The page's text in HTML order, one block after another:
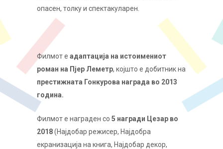
опасен, толку и спектакуларен.
Филмот е адаптација на истоимениот
роман на Пјер Леметр, којшто е добитник на
престижната Гонкурова награда во 2013
година.
Филмот е награден со 5 награди Цезар во
2018(Најдобар режисер, Најдобра
екранизација на книга, Најдобар декор,